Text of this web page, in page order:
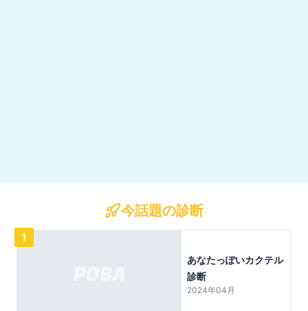
今話題の診断
1
あなたっぽいカクテル
診断
2024年04月